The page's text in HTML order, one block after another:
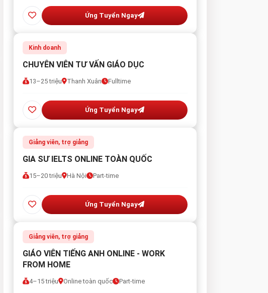
Ứng Tuyển Ngay
Kinh doanh
CHUYÊN VIÊN TƯ VẤN GIÁO DỤC
13–25 triệu Thanh Xuân Fulltime
Ứng Tuyển Ngay
Giảng viên, trợ giảng
GIA SƯ IELTS ONLINE TOÀN QUỐC
15–20 triệu Hà Nội Part-time
Ứng Tuyển Ngay
Giảng viên, trợ giảng
GIÁO VIÊN TIẾNG ANH ONLINE - WORK
FROM HOME
4–15 triệu Online toàn quốc Part-time